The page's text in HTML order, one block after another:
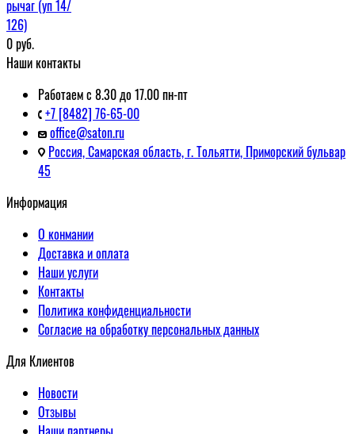
рычаг (уп 14/
126)
0руб.
Наши контакты
Работаем с 8.30 до 17.00 пн-пт
+7 [8482] 76-65-00
office@saton.ru
Россия, Самарская область, г. Тольятти, Приморский бульвар
45
Информация
О конмании
Доставка и оплата
Наши услуги
Контакты
Политика конфиденциальности
Согласие на обработку персональных данных
Для Клиентов
Новости
Отзывы